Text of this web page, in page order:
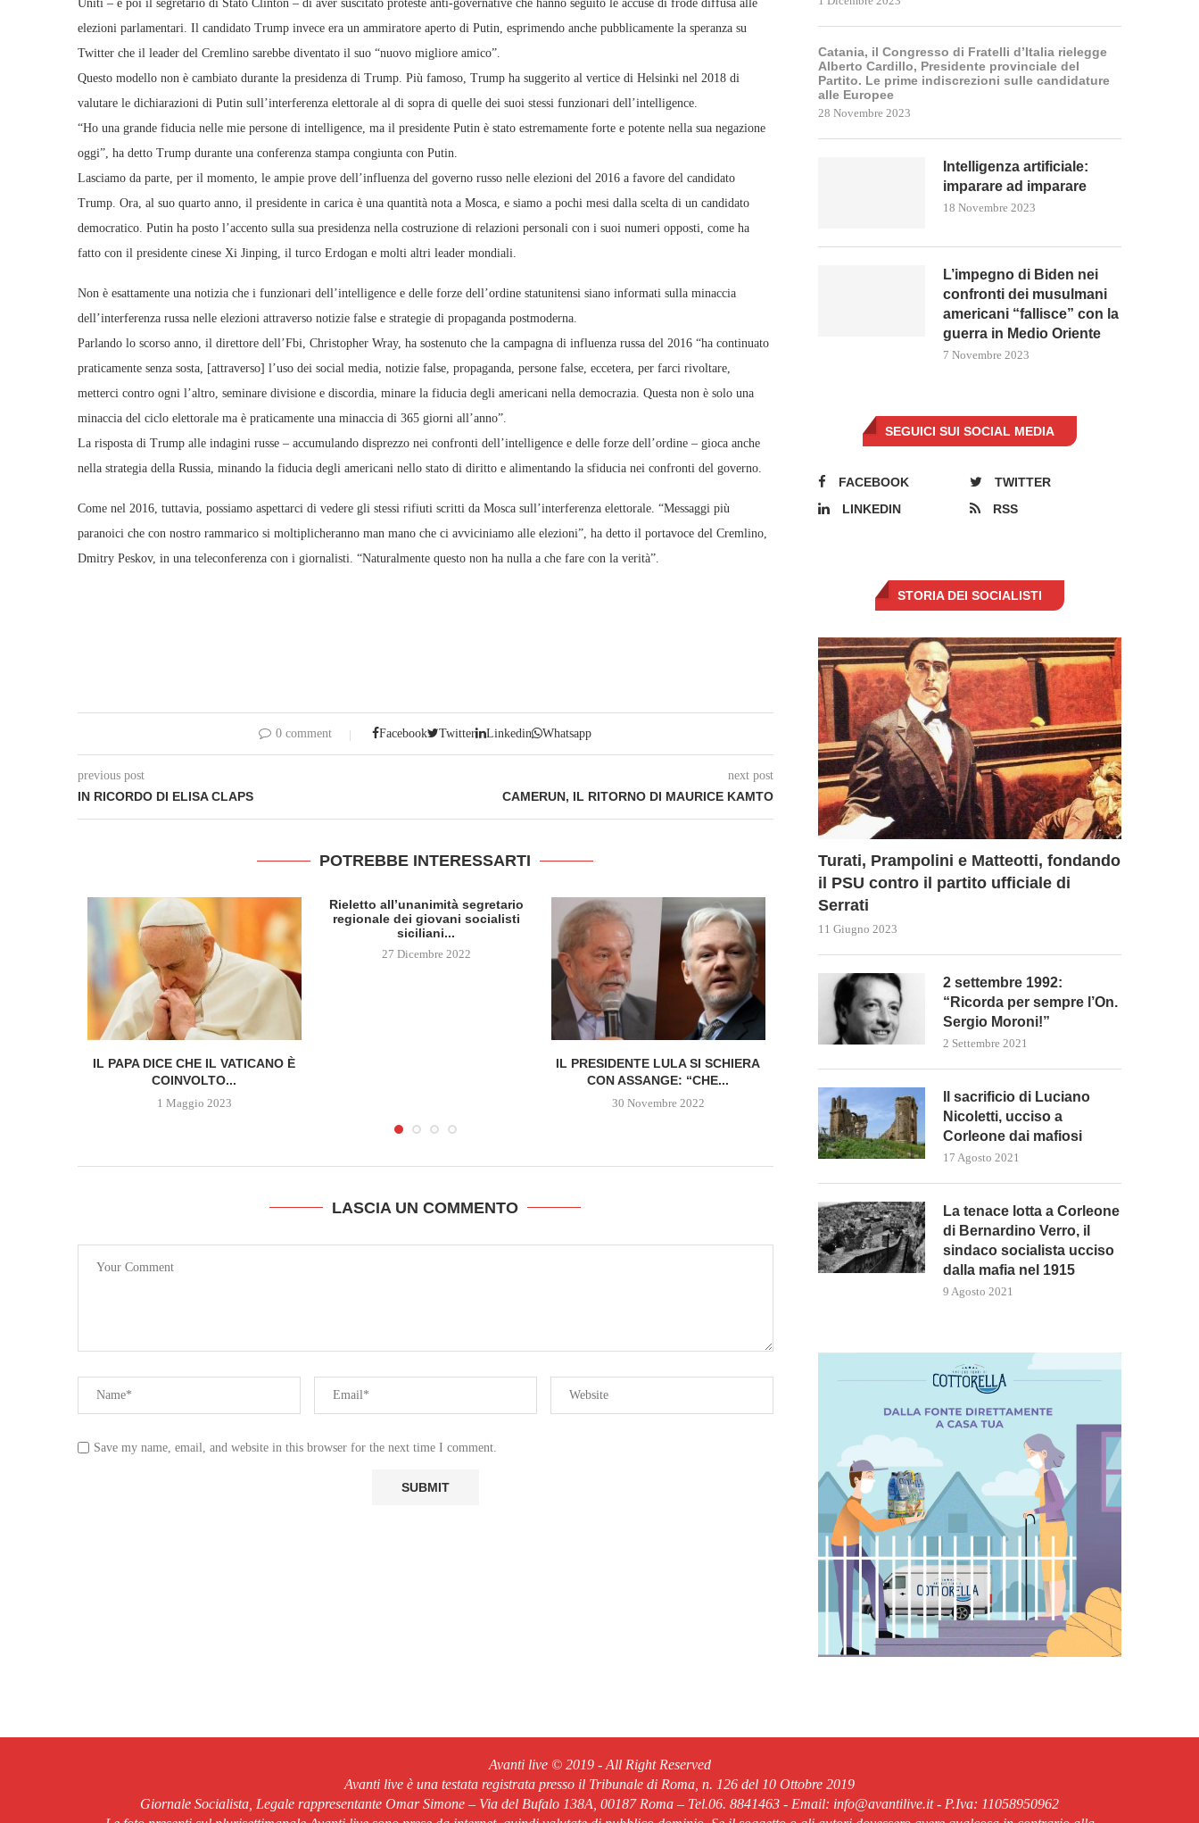
Uniti – e poi il segretario di Stato Clinton – di aver suscitato proteste anti-governative che hanno seguito le accuse di frode diffusa alle
elezioni parlamentari. Il candidato Trump invece era un ammiratore aperto di Putin, esprimendo anche pubblicamente la speranza su
Twitter che il leader del Cremlino sarebbe diventato il suo “nuovo migliore amico”.
Questo modello non è cambiato durante la presidenza di Trump. Più famoso, Trump ha suggerito al vertice di Helsinki nel 2018 di
valutare le dichiarazioni di Putin sull’interferenza elettorale al di sopra di quelle dei suoi stessi funzionari dell’intelligence.
“Ho una grande fiducia nelle mie persone di intelligence, ma il presidente Putin è stato estremamente forte e potente nella sua negazione
oggi”, ha detto Trump durante una conferenza stampa congiunta con Putin.
Lasciamo da parte, per il momento, le ampie prove dell’influenza del governo russo nelle elezioni del 2016 a favore del candidato
Trump. Ora, al suo quarto anno, il presidente in carica è una quantità nota a Mosca, e siamo a pochi mesi dalla scelta di un candidato
democratico. Putin ha posto l’accento sulla sua presidenza nella costruzione di relazioni personali con i suoi numeri opposti, come ha
fatto con il presidente cinese Xi Jinping, il turco Erdogan e molti altri leader mondiali.
Non è esattamente una notizia che i funzionari dell’intelligence e delle forze dell’ordine statunitensi siano informati sulla minaccia
dell’interferenza russa nelle elezioni attraverso notizie false e strategie di propaganda postmoderna.
Parlando lo scorso anno, il direttore dell’Fbi, Christopher Wray, ha sostenuto che la campagna di influenza russa del 2016 “ha continuato
praticamente senza sosta, [attraverso] l’uso dei social media, notizie false, propaganda, persone false, eccetera, per farci rivoltare,
metterci contro ogni l’altro, seminare divisione e discordia, minare la fiducia degli americani nella democrazia. Questa non è solo una
minaccia del ciclo elettorale ma è praticamente una minaccia di 365 giorni all’anno”.
La risposta di Trump alle indagini russe – accumulando disprezzo nei confronti dell’intelligence e delle forze dell’ordine – gioca anche
nella strategia della Russia, minando la fiducia degli americani nello stato di diritto e alimentando la sfiducia nei confronti del governo.
Come nel 2016, tuttavia, possiamo aspettarci di vedere gli stessi rifiuti scritti da Mosca sull’interferenza elettorale. “Messaggi più
paranoici che con nostro rammarico si moltiplicheranno man mano che ci avviciniamo alle elezioni”, ha detto il portavoce del Cremlino,
Dmitry Peskov, in una teleconferenza con i giornalisti. “Naturalmente questo non ha nulla a che fare con la verità”.
0 comment Facebook Twitter Linkedin Whatsapp
previous post
IN RICORDO DI ELISA CLAPS
next post
CAMERUN, IL RITORNO DI MAURICE KAMTO
POTREBBE INTERESSARTI
IL PAPA DICE CHE IL VATICANO È
COINVOLTO...
1 Maggio 2023
Rieletto all’unanimità segretario
regionale dei giovani socialisti
siciliani...
27 Dicembre 2022
IL PRESIDENTE LULA SI SCHIERA
CON ASSANGE: “CHE...
30 Novembre 2022 5 Novembre 2022 27 Settembre 2022
LASCIA UN COMMENTO
Save my name, email, and website in this browser for the next time I comment.
Catania, il Congresso di Fratelli d’Italia rielegge
Alberto Cardillo, Presidente provinciale del
Partito. Le prime indiscrezioni sulle candidature
alle Europee
28 Novembre 2023
Intelligenza artificiale:
imparare ad imparare
18 Novembre 2023
L’impegno di Biden nei
confronti dei musulmani
americani “fallisce” con la
guerra in Medio Oriente
7 Novembre 2023
SEGUICI SUI SOCIAL MEDIA
FACEBOOK
TWITTER
LINKEDIN
RSS
STORIA DEI SOCIALISTI
Turati, Prampolini e Matteotti, fondando
il PSU contro il partito ufficiale di
Serrati
11 Giugno 2023
2 settembre 1992:
“Ricorda per sempre l’On.
Sergio Moroni!”
2 Settembre 2021
Il sacrificio di Luciano
Nicoletti, ucciso a
Corleone dai mafiosi
17 Agosto 2021
La tenace lotta a Corleone
di Bernardino Verro, il
sindaco socialista ucciso
dalla mafia nel 1915
9 Agosto 2021
Avanti live © 2019 - All Right Reserved
Avanti live è una testata registrata presso il Tribunale di Roma, n. 126 del 10 Ottobre 2019
Giornale Socialista, Legale rappresentante Omar Simone – Via del Bufalo 138A, 00187 Roma – Tel.06. 8841463 - Email: info@avantilive.it - P.Iva: 11058950962